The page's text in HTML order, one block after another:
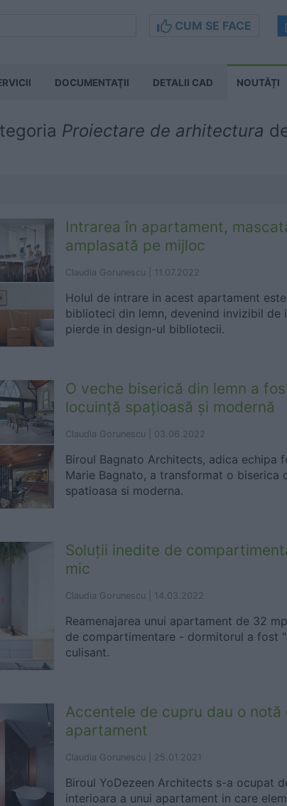
CUM SE FACE
DOCUMENTAŢII DETALII CAD NOUTĂȚI
Proiectare de arhitectura
Intrarea în apartament,
amplasată pe mijloc
Claudia Gorunescu | 11.07.2022
Holul de intrare in acest apartament
biblioteci din lemn, devenind invizibil de
pierde in design-ul bibliotecii.
O veche biserică din lemn a
locuinţă spaţioasă şi modernă
Claudia Gorunescu | 03.06.2022
Biroul Bagnato Architects, adica echipa
Marie Bagnato, a transformat o biserica
spatioasa si moderna.
Soluţii inedite de
mic
Claudia Gorunescu | 14.03.2022
Reamenajarea unui apartament de 32
de compartimentare - dormitorul a fost
culisant.
Accentele de cupru dau o notă
apartament
Claudia Gorunescu | 25.01.2021
Biroul YoDezeen Architects s-a ocupat
interioara a unui apartament in care